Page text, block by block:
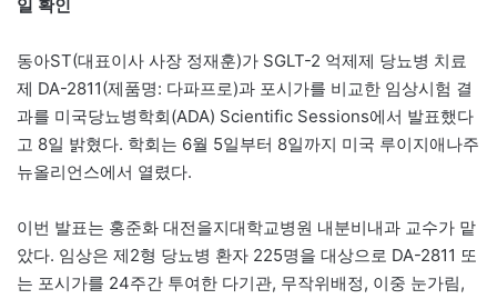
일 확인
동아ST(대표이사 사장 정재훈)가 SGLT-2 억제제 당뇨병 치료
제 DA-2811(제품명: 다파프로)과 포시가를 비교한 임상시험 결
과를 미국당뇨병학회(ADA) Scientific Sessions에서 발표했다
고 8일 밝혔다. 학회는 6월 5일부터 8일까지 미국 루이지애나주
뉴올리언스에서 열렸다.
이번 발표는 홍준화 대전을지대학교병원 내분비내과 교수가 맡
았다. 임상은 제2형 당뇨병 환자 225명을 대상으로 DA-2811 또
는 포시가를 24주간 투여한 다기관, 무작위배정, 이중 눈가림,